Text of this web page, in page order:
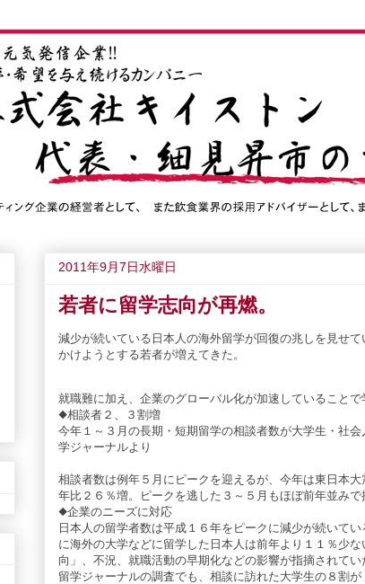
2011年9月7日水曜日
若者に留学志向が再燃。
減少が続いている日本人の海外留学が回復の兆しを見せ
かけようとする若者が増えてきた。
就職難に加え、企業のグローバル化が加速していること
◆相談者２、３割増
今年１～３月の長期・短期留学の相談者数が大学生・社
学ジャーナルより
相談者数は例年５月にピークを迎えるが、今年は東日本
年比２６％増。ピークを逃した３～５月もほぼ前年並みで
◆企業のニーズに対応
日本人の留学者数は平成１６年をピークに減少が続いて
に海外の大学などに留学した日本人は前年より１１％少
向」、不況、就職活動の早期化などの影響が指摘されてい
留学ジャーナルの調査でも、相談に訪れた大学生の８割